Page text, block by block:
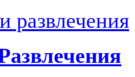
развлечения